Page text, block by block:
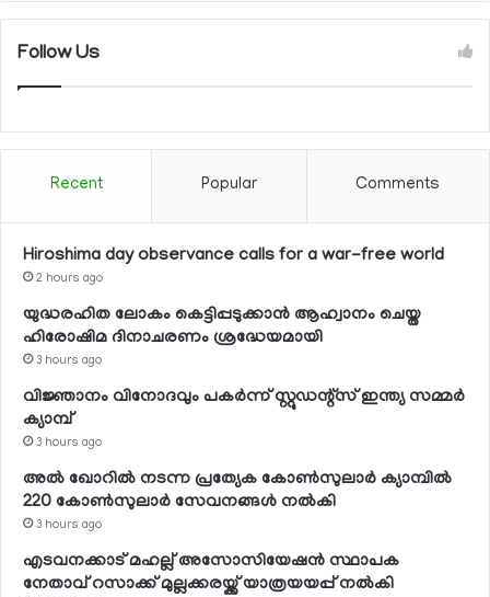
Follow Us
Recent Popular Comments
Hiroshima day observance calls for a war-free world
2 hours ago
യുദ്ധരഹിത ലോകം കെട്ടിപ്പടുക്കാന്‍ ആഹ്വാനം ചെയ്ത
ഹിരോഷിമ ദിനാചരണം ശ്രദ്ധേയമായി
3 hours ago
വിജ്ഞാനം വിനോദവും പകര്‍ന്ന് സ്റ്റുഡന്റ്‌സ് ഇന്ത്യ സമ്മര്‍
ക്യാമ്പ്
3 hours ago
അല്‍ ഖോറില്‍ നടന്ന പ്രത്യേക കോണ്‍സുലാര്‍ ക്യാമ്പില്‍
220 കോണ്‍സുലാര്‍ സേവനങ്ങള്‍ നല്‍കി
3 hours ago
എടവനക്കാട് മഹല്ല് അസോസിയേഷന്‍ സ്ഥാപക
നേതാവ് റസാക്ക് മുല്ലക്കരയ്ക്ക് യാത്രയയപ്പ് നല്‍കി